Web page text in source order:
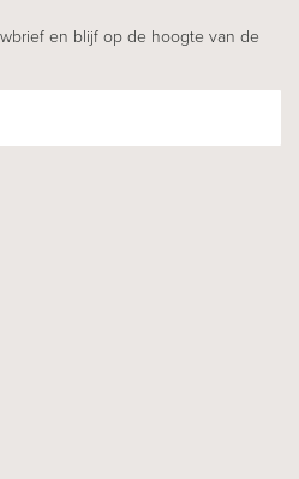
en blijf op de hoogte van de